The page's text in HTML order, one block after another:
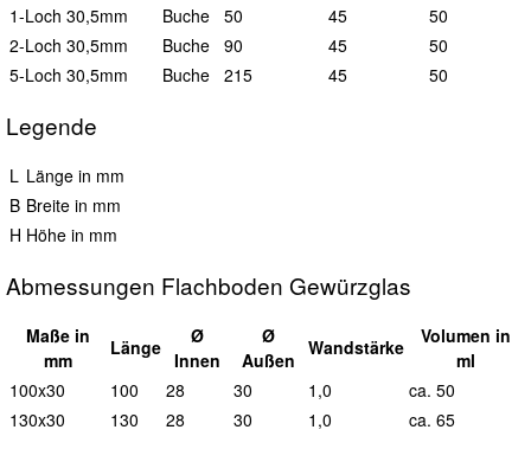
1-Loch 30,5mm
Buche 50 45
50
2-Loch 30,5mm
Buche 90 45
50
5-Loch 30,5mm
Buche 215 45 50
Legende
L Länge in mm
B Breite in mm
H Höhe in mm
Abmessungen Flachboden Gewürzglas
Maße in
mm
Länge
Ø
Innen
Ø
Außen
Wandstärke Volumen in
ml
100x30
100 28 30 1,0
ca. 50
130x30
130 28 30 1,0 ca. 65